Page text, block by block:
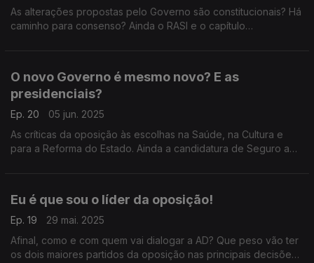
As alterações propostas pelo Governo são constitucionais? Há
caminho para consenso? Ainda o RASI e o capítulo
O novo Governo é mesmo novo? E as
presidenciais?
Ep. 20
05 jun. 2025
As críticas da oposição às escolhas na Saúde, na Cultura e
para a Reforma do Estado. Ainda a candidatura de Seguro a
Eu é que sou o líder da oposição!
Ep. 19
29 mai. 2025
Afinal, como e com quem vai dialogar a AD? Que peso vão ter
os dois maiores partidos da oposição nas principais decisões?